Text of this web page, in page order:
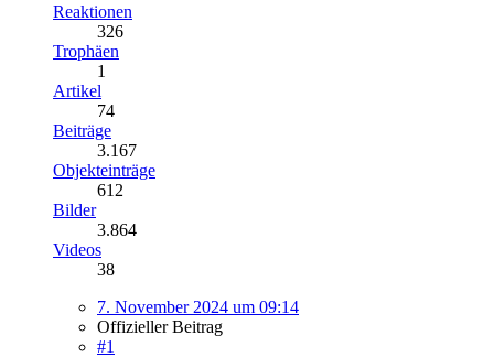
Reaktionen
326
Trophäen
1
Artikel
74
Beiträge
3.167
Objekteinträge
612
Bilder
3.864
Videos
38
7. November 2024 um 09:14
Offizieller Beitrag
#1